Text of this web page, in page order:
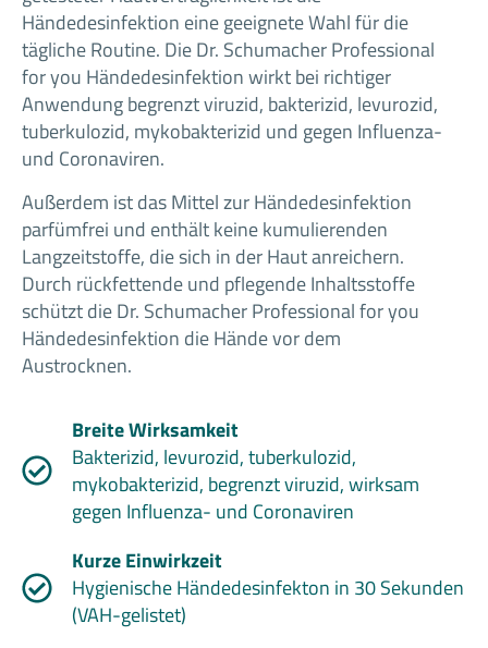
Händedesinfektion eine geeignete Wahl für die
tägliche Routine. Die Dr. Schumacher Professional
for you Händedesinfektion wirkt bei richtiger
Anwendung begrenzt viruzid, bakterizid, levurozid,
tuberkulozid, mykobakterizid und gegen Influenza-
und Coronaviren.
Außerdem ist das Mittel zur Händedesinfektion
parfümfrei und enthält keine kumulierenden
Langzeitstoffe, die sich in der Haut anreichern.
Durch rückfettende und pflegende Inhaltsstoffe
schützt die Dr. Schumacher Professional for you
Händedesinfektion die Hände vor dem
Austrocknen.
Breite Wirksamkeit
Bakterizid, levurozid, tuberkulozid,
mykobakterizid, begrenzt viruzid, wirksam
gegen Influenza- und Coronaviren
Kurze Einwirkzeit
Hygienische Händedesinfekton in 30 Sekunden
(VAH-gelistet)